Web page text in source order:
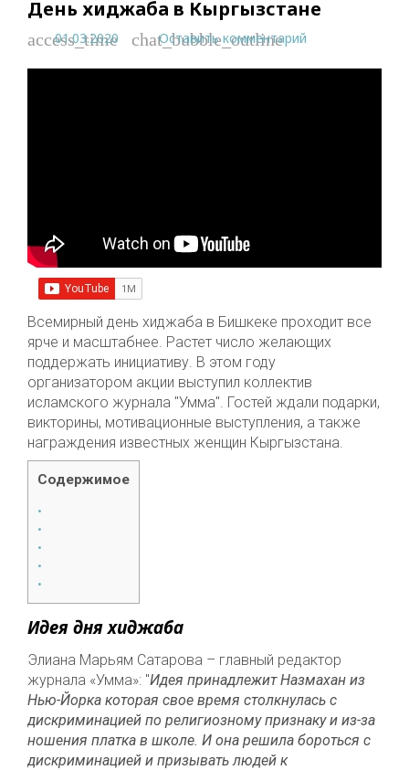
День хиджаба в Кыргызстане
access_time
01.03.2020 chat_bubble_outline
Оставить комментарий
Всемирный день хиджаба в Бишкеке проходит все
ярче и масштабнее. Растет число желающих
поддержать инициативу. В этом году
организатором акции выступил коллектив
исламского журнала "Умма". Гостей ждали подарки,
викторины, мотивационные выступления, а также
награждения известных женщин Кыргызстана.
Содержимое
Идея дня хиджаба
Элиана Марьям Сатарова – главный редактор
журнала «Умма»: "Идея принадлежит Назмахан из
Нью-Йорка которая свое время столкнулась с
дискриминацией по религиозному признаку и из-за
ношения платка в школе. И она решила бороться с
дискриминацией и призывать людей к